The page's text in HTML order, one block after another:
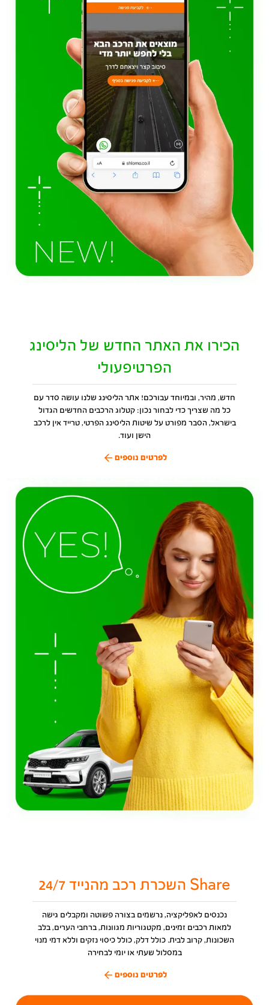
הכירו את האתר החדש של הליסינג
הפרטיפעולי
חדש, מהיר, ובמיוחד עבורכם! אתר הליסינג שלנו עושה סדר עם
כל מה שצריך כדי לבחור נכון: קטלוג הרכבים החדשים הגדול
בישראל, הסבר מפורט על שיטות הליסינג הפרטי, טרייד אין לרכב
הישן ועוד.
לפרטים נוספים
Share השכרת רכב מהנייד 24/7
נכנסים לאפליקציה, נרשמים בצורה פשוטה ומקבלים גישה
למאות רכבים זמינים, מקטגוריות מגוונות, ברחבי הערים, בלב
השכונות, קרוב לבית. כולל דלק, כולל כיסוי נזקים וללא דמי מנוי
במסלול שעתי או יומי לבחירה
לפרטים נוספים